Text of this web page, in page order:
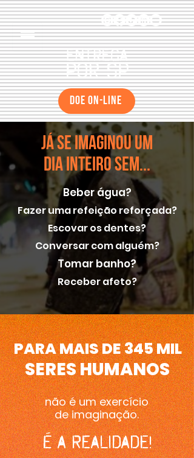
DOE ON-LINE
JÁ SE IMAGINOU UM
DIA INTEIRO SEM...
Beber água?
Fazer uma refeição reforçada?
Escovar os dentes?
Conversar com alguém?
Tomar banho?
Receber afeto?
PARA MAIS DE 345 MIL
SERES HUMANOS
não é um exercício
de imaginação.
É A REALIDADE!